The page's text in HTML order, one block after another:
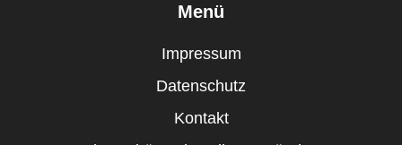
Menü
Impressum
Datenschutz
Kontakt